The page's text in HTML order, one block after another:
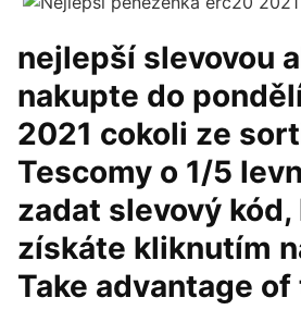
nejlepší slevovou
nakupte do
2021 cokoli ze
Tescomy o 1/5
zadat slevový
získáte kliknutím
Take advantage